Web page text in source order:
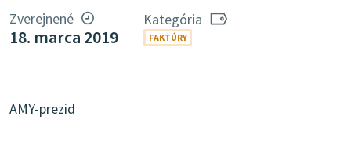
Zverejnené
18. marca 2019
Kategória
FAKTÚRY
AMY-prezid